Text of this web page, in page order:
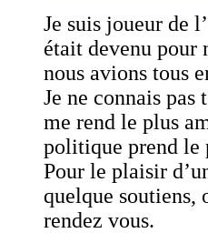
Je suis joueur de
était devenu pour
nous avions tous
Je ne connais pas
me rend le plus
politique prend le
Pour le plaisir
quelque soutiens,
rendez vous.